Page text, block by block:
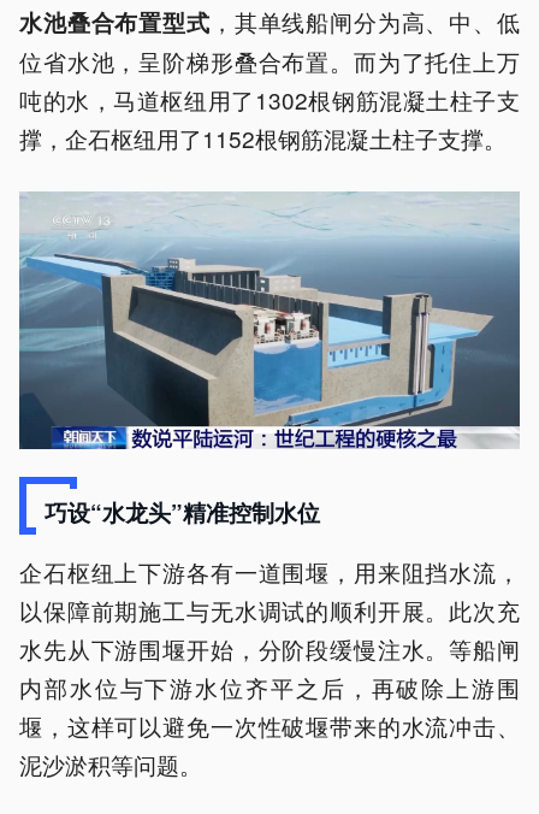
水池叠合布置型式 ，其单线船闸分为高、中、低
位省水池，呈阶梯形叠合布置。而为了托住上万
吨的水，马道枢纽用了1302根钢筋混凝土柱子支
撑，企石枢纽用了1152根钢筋混凝土柱子支撑。
巧设“水龙头”精准控制水位
企石枢纽上下游各有一道围堰，用来阻挡水流，
以保障前期施工与无水调试的顺利开展。此次充
水先从下游围堰开始，分阶段缓慢注水。等船闸
内部水位与下游水位齐平之后，再破除上游围
堰，这样可以避免一次性破堰带来的水流冲击、
泥沙淤积等问题。